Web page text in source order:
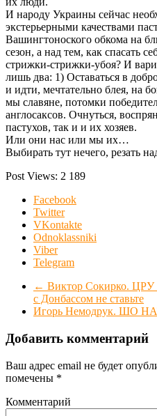
И народу Украины сейчас
экстерьерными качествами
Вашингтоноского обкома на
сезон, а над тем, как спасать
стрижки-стрижки-убоя? И
лишь два: 1) Оставаться в
и идти, мечтательно блея, на
мы славяне, потомки
англосаксов. Очнуться,
пастухов, так и и их хозяев.
Или они нас или мы их…
Выбирать тут нечего, резать
Post Views: 2 189
Facebook
Twitter
VKontakte
Odnoklassniki
Viber
Telegram
← Виктор Сокирко. ЦРУ
с Донбассом не ставьте
Игорь Немодрук. ШО
Добавить комментарий
Ваш адрес email не будет
помечены *
Комментарий